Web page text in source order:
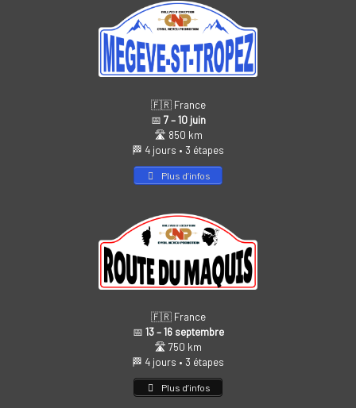
🇫🇷 France
📅 7 – 10 juin
🛣️ 850 km
🏁 4 jours • 3 étapes
Plus d’infos
🇫🇷 France
📅 13 – 16 septembre
🛣️ 750 km
🏁 4 jours • 3 étapes
Plus d’infos